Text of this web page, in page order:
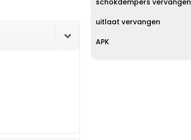
schokdempers vervangen
uitlaat vervangen
APK